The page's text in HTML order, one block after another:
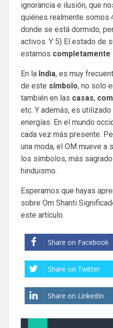
ignorancia e ilusión, que
quiénes realmente
donde se está dormido,
activos. Y 5) El estado de
estamos completamente
En la India, es muy
de este símbolo, no solo
también en las casas,
etc. Y además, es
energías. En el mundo
cada vez más presente.
una moda, el OM mueve a
los símbolos, más
hinduismo.
Esperamos que hayas
sobre Om Shanti
este artículo.
Share on Facebook
Share on Twitter
Share on LinkedIn